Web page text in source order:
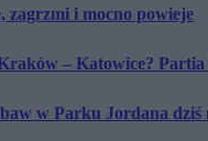
zagrzmi i mocno powieje
– Katowice?
w Parku Jordana dziś